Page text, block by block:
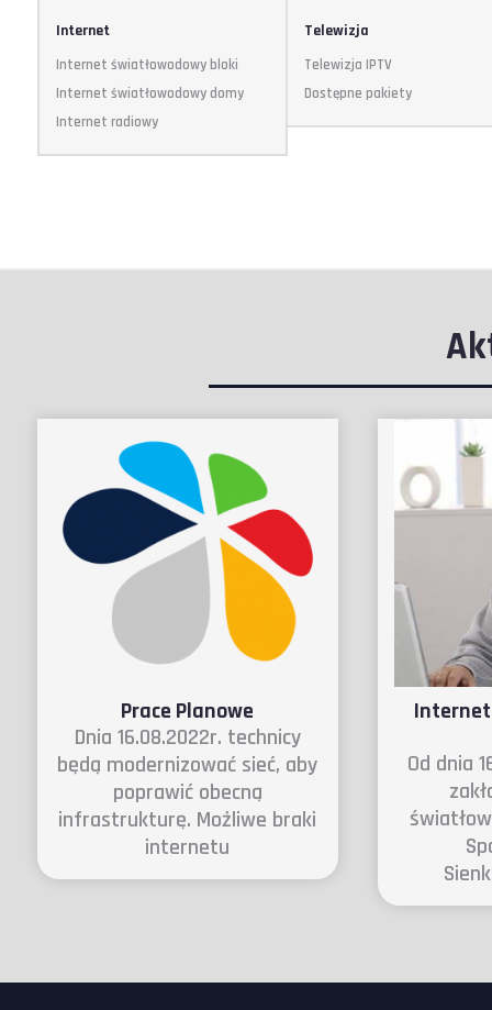
Internet
Internet światłowodowy bloki
Internet światłowodowy domy
Internet radiowy
Telewizja
Telewizja IPTV
Dostępne pakiety
Prace Planowe
Dnia 16.08.2022r. technicy
będą modernizować sieć, aby
poprawić obecną
infrastrukturę. Możliwe braki
internetu
Od dnia